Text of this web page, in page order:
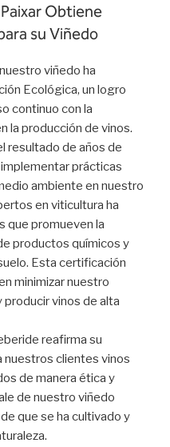
Obtiene
su Viñedo
viñedo ha
Ecológica, un logro
continuo con la
la producción de vinos.
resultado de años de
prácticas
ambiente en nuestro
en viticultura ha
promueven la
productos químicos y
Esta certificación
minimizar nuestro
vinos de alta
reafirma su
nuestros clientes vinos
de manera ética y
de nuestro viñedo
que se ha cultivado y